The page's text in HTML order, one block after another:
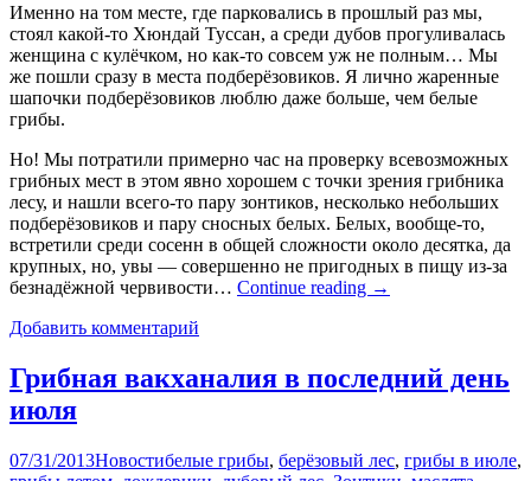
Именно на том месте, где парковались в прошлый раз мы,
стоял какой-то Хюндай Туссан, а среди дубов прогуливалась
женщина с кулёчком, но как-то совсем уж не полным… Мы
же пошли сразу в места подберёзовиков. Я лично жаренные
шапочки подберёзовиков люблю даже больше, чем белые
грибы.
Но! Мы потратили примерно час на проверку всевозможных
грибных мест в этом явно хорошем с точки зрения грибника
лесу, и нашли всего-то пару зонтиков, несколько небольших
подберёзовиков и пару сносных белых. Белых, вообще-то,
встретили среди сосенн в общей сложности около десятка, да
крупных, но, увы — совершенно не пригодных в пищу из-за
безнадёжной червивости… Continue reading →
Добавить комментарий
Грибная вакханалия в последний день
июля
07/31/2013Новостибелые грибы, берёзовый лес, грибы в июле,